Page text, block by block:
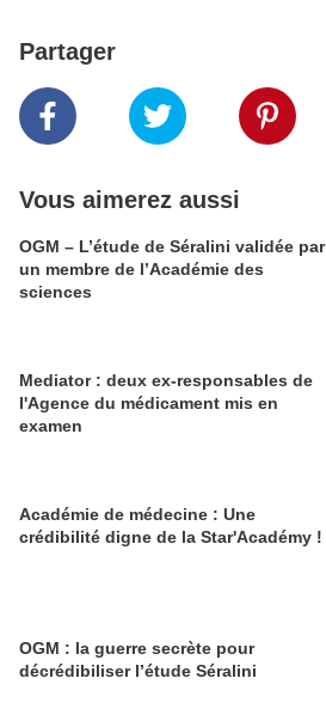
Partager
Vous aimerez aussi
OGM – L’étude de Séralini validée par
un membre de l’Académie des
sciences
Mediator : deux ex-responsables de
l'Agence du médicament mis en
examen
Académie de médecine : Une
crédibilité digne de la Star'Académy !
OGM : la guerre secrète pour
décrédibiliser l’étude Séralini